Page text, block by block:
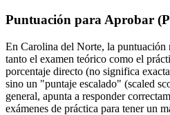
Puntuación para Aprobar
En Carolina del Norte, la puntuación
tanto el examen teórico como el
porcentaje directo (no significa
sino un "puntaje escalado" (scaled
general, apunta a responder
exámenes de práctica para tener un